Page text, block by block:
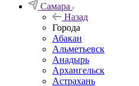
Самара
Назад
Города
Абакан
Альметьевск
Анадырь
Архангельск
Астрахань